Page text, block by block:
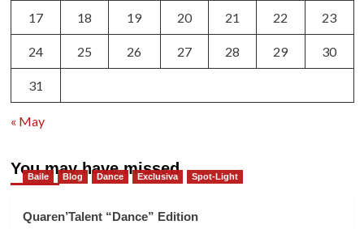
17 18 19 20 21 22 23
24 25 26 27 28 29 30
31
« May
You may have missed
Baile Blog Dance Exclusiva Spot-Light
Quaren’Talent “Dance” Edition